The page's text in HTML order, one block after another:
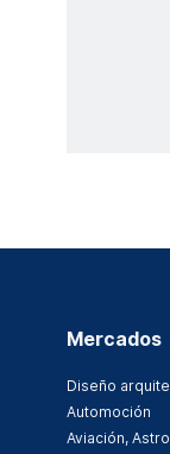
Mercados
Diseño
Automoción
Aviación,